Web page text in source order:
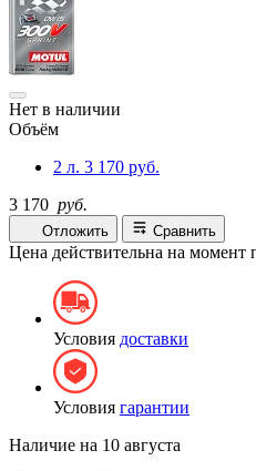
Нет в наличии
Объём
2 л. 3 170 руб.
3 170 руб.
Отложить Сравнить
Цена действительна на момент
Условия доставки
Условия гарантии
Наличие на 10 августа